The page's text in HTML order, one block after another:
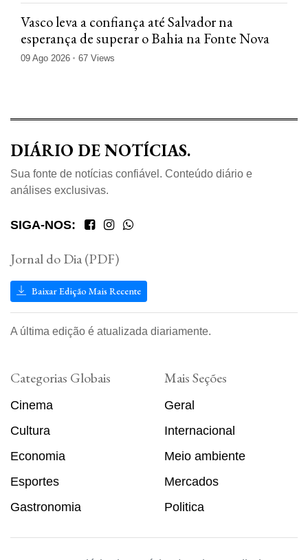
Vasco leva a confiança até Salvador na
esperança de superar o Bahia na Fonte Nova
09 Ago 2026 67 Views
DIÁRIO DE NOTÍCIAS.
Sua fonte de notícias confiável. Conteúdo diário e
análises exclusivas.
SIGA-NOS:
Jornal do Dia (PDF)
Baixar Edição Mais Recente
A última edição é atualizada diariamente.
Categorias Globais
Cinema
Cultura
Economia
Esportes
Gastronomia
Mais Seções
Geral
Internacional
Meio ambiente
Mercados
Politica